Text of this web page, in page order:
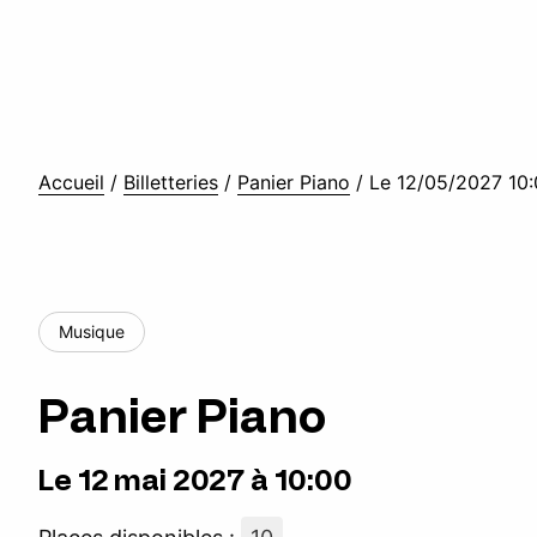
Accueil / Billetteries / Panier Piano / Le 12/05/2027
Musique
Panier Piano
Le 12 mai 2027 à 10:00